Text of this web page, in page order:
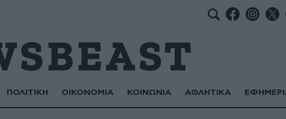
ΠΟΛΙΤΙΚΗ ΟΙΚΟΝΟΜΙΑ ΚΟΙΝΩΝΙΑ ΑΘΛΗΤΙΚΑ